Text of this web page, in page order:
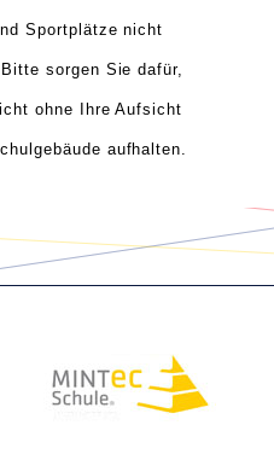
Sportplätze nicht
sorgen Sie dafür,
ohne Ihre Aufsicht
aufhalten.